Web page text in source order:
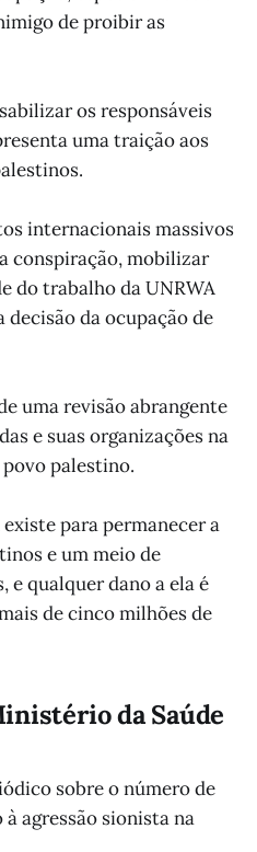
de proibir as
os responsáveis
uma traição aos
internacionais massivos
conspiração, mobilizar
do trabalho da UNRWA
da ocupação de
uma revisão abrangente
e suas organizações na
palestino.
para permanecer a
e um meio de
e qualquer dano a ela é
de cinco milhões de
da Saúde
sobre o número de
agressão sionista na